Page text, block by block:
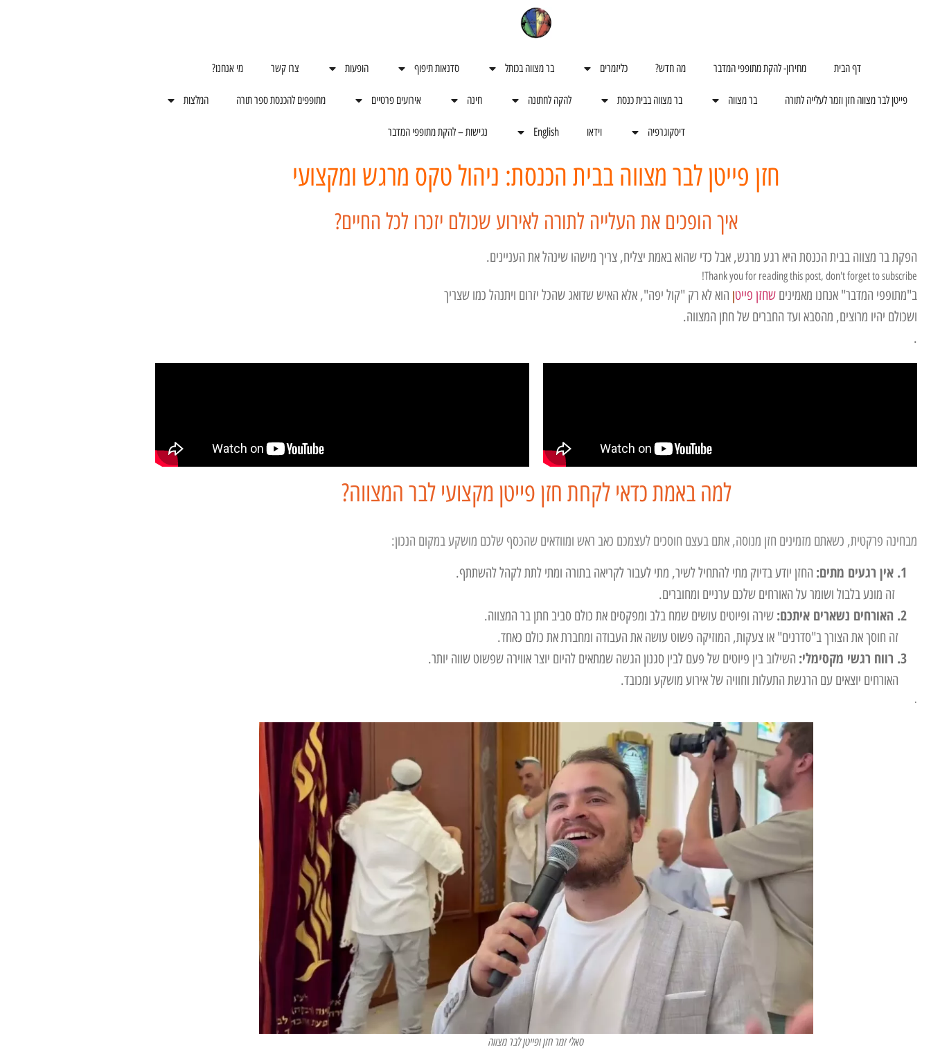
דף הבית מחירון- להקת מתופפי המדבר מה חדש? כליזמרים בר מצווה בכותל סדנאות תיפוף הופעות צרו קשר מי אנחנו?
פייטן לבר מצווה חזן וזמר לעלייה לתורה בר מצווה בר מצווה בבית כנסת להקה לחתונה חינה אירועים פרטיים מתופפים להכנסת ספר תורה המלצות
דיסקוגרפיה וידאו English נגישות – להקת מתופפי המדבר
חזן פייטן לבר מצווה בבית הכנסת: ניהול טקס מרגש ומקצועי
איך הופכים את העלייה לתורה לאירוע שכולם יזכרו לכל החיים?
הפקת בר מצווה בבית הכנסת היא רגע מרגש, אבל כדי שהוא באמת יצליח, צריך מישהו שינהל את העניינים.
Thank you for reading this post, don't forget to subscribe!
ב"מתופפי המדבר" אנחנו מאמינים שחזן פייטן הוא לא רק "קול יפה", אלא האיש שדואג שהכל יזרום ויתנהל כמו שצריך
ושכולם יהיו מרוצים, מהסבא ועד החברים של חתן המצווה.
.
למה באמת כדאי לקחת חזן פייטן מקצועי לבר המצווה?
מבחינה פרקטית, כשאתם מזמינים חזן מנוסה, אתם בעצם חוסכים לעצמכם כאב ראש ומוודאים שהכסף שלכם מושקע במקום הנכון:
החזן יודע בדיוק מתי להתחיל לשיר, מתי לעבור לקריאה בתורה ומתי לתת לקהל להשתתף.
זה מונע בלבול ושומר על האורחים שלכם ערניים ומחוברים.
שירה ופיוטים עושים שמח בלב ומפקסים את כולם סביב חתן בר המצווה.
זה חוסך את הצורך ב"סדרנים" או צעקות, המוזיקה פשוט עושה את העבודה ומחברת את כולם כאחד.
השילוב בין פיוטים של פעם לבין סגנון הגשה שמתאים להיום יוצר אווירה שפשוט שווה יותר.
האורחים יוצאים עם הרגשת התעלות וחוויה של אירוע מושקע ומכובד.
.
סאלי זמר חזן ופייטן לבר מצווה